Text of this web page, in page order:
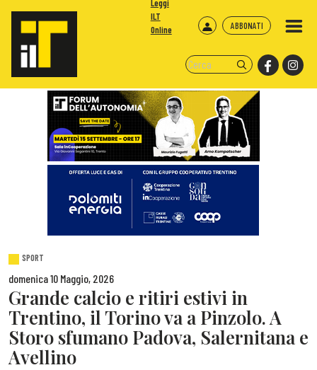
ABBONATI
Leggi
ILT
Online
SPORT
domenica 10 Maggio, 2026
Grande calcio e ritiri estivi in
Trentino, il Torino va a Pinzolo. A
Storo sfumano Padova, Salernitana e
Avellino